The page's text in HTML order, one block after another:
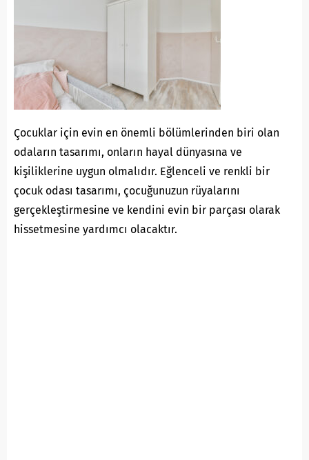
Çocuklar için evin en önemli bölümlerinden biri olan
odaların tasarımı, onların hayal dünyasına ve
kişiliklerine uygun olmalıdır. Eğlenceli ve renkli bir
çocuk odası tasarımı, çocuğunuzun rüyalarını
gerçekleştirmesine ve kendini evin bir parçası olarak
hissetmesine yardımcı olacaktır.